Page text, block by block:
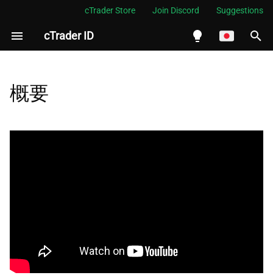
cTrader Store Join Discord Suggestions
cTrader ID
العربية
検
を
概要